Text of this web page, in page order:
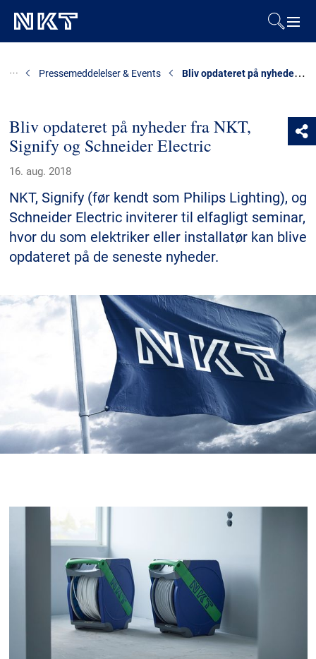
Downloads
Om os
Bæredygtighed
Kontakt
Karriere InvestorerMediecenter
Regionale steder
Bliv opdateret på nyheder fra NKT,
Signify og Schneider Electric
16. aug. 2018
NKT, Signify (før kendt som Philips Lighting), og
Schneider Electric inviterer til elfagligt seminar,
hvor du som elektriker eller installatør kan blive
opdateret på de seneste nyheder.
Pressemeddelelser & Events Bliv opdateret på nyheder fra NKT, Signify og Schneider Electric